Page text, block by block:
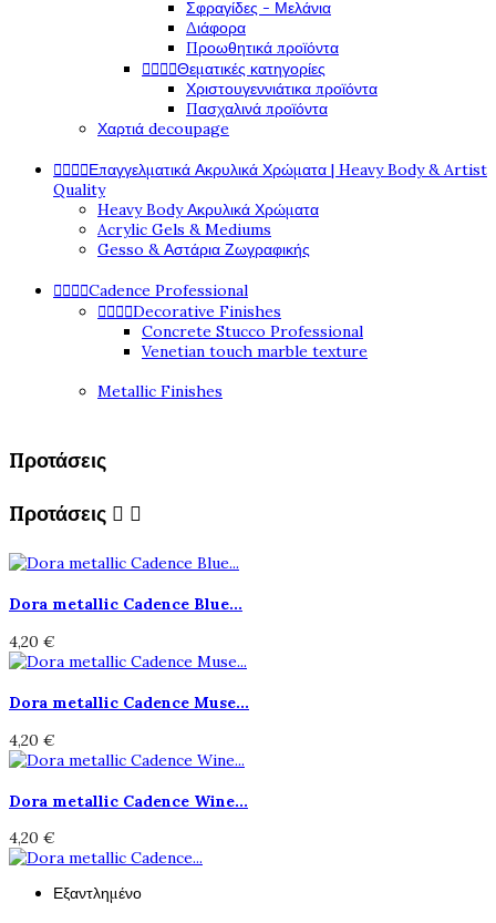
Σφραγίδες - Μελάνια
Διάφορα
Προωθητικά προϊόντα
Θεματικές κατηγορίες
Χριστουγεννιάτικα προϊόντα
Πασχαλινά προϊόντα
Χαρτιά decoupage
Επαγγελματικά Ακρυλικά Χρώματα | Heavy Body & Artist
Quality
Heavy Body Ακρυλικά Χρώματα
Acrylic Gels & Mediums
Gesso & Αστάρια Ζωγραφικής
Cadence Professional
Decorative Finishes
Concrete Stucco Professional
Venetian touch marble texture
Metallic Finishes
Προτάσεις
Προτάσεις  
Dora metallic Cadence Blue...
4,20 €
Dora metallic Cadence Muse...
4,20 €
Dora metallic Cadence Wine...
4,20 €
Εξαντλημένο